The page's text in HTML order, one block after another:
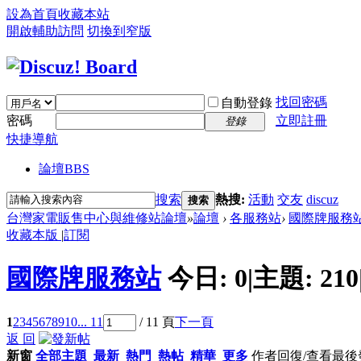
設為首頁收藏本站
開啟輔助訪問 切換到窄版
自動登錄 找回密碼
密碼
登錄
立即註冊
快捷導航
論壇BBS
搜索 搜索 熱搜: 活動 交友 discuz
台灣家電販售中心與維修站論壇»論壇 › 各服務站› 國際牌服務
收藏本版 |訂閱
國際牌服務站 今日: 0|主題: 210
12345678910... 11 / 11 頁下一頁
返 回
新窗 全部主題 最新 熱門 熱帖 精華 更多 作者回復/查看最後